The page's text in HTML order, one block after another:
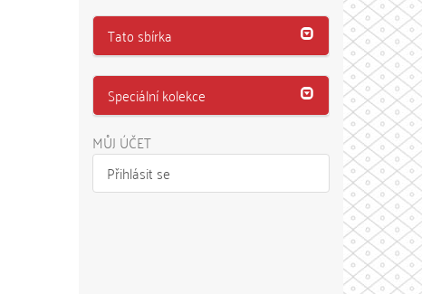
Tato sbírka
Speciální kolekce
MŮJ ÚČET
Přihlásit se